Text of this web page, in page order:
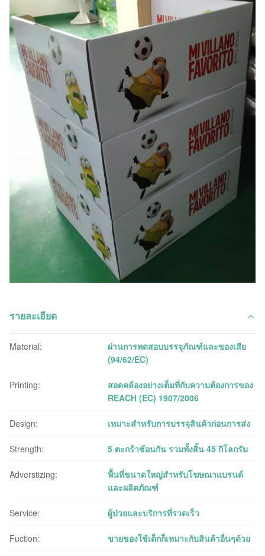
รายละเอียด
Material:
ผ่านการทดสอบบรรจุภัณฑ์และของเสีย
(94/62/EC)
Printing:
สอดคล้องอย่างเต็มที่กับความต้องการของ
REACH (EC) 1907/2006
Design: เหมาะสําหรับการบรรจุสินค้าก่อนการส่ง
Strength: 5 ตะกร้าซ้อนกัน รวมทั้งสิ้น 45 กิโลกรัม
Adverstizing:
พื้นที่ขนาดใหญ่สำหรับโฆษณาแบรนด์
และผลิตภัณฑ์
Service: ผู้ป่วยและบริการที่รวดเร็ว
Fuction: ขายของใช้เด็กก็เหมาะกับสินค้าอื่นๆด้วย